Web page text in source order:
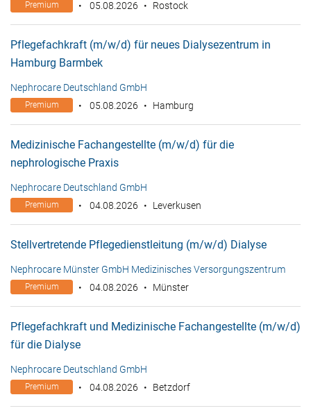
Premium 05.08.2026 Rostock
Pflegefachkraft (m/w/d) für neues Dialysezentrum in
Hamburg Barmbek
Nephrocare Deutschland GmbH
Premium 05.08.2026 Hamburg
Medizinische Fachangestellte (m/w/d) für die
nephrologische Praxis
Nephrocare Deutschland GmbH
Premium 04.08.2026 Leverkusen
Stellvertretende Pflegedienstleitung (m/w/d) Dialyse
Nephrocare Münster GmbH Medizinisches Versorgungszentrum
Premium 04.08.2026 Münster
Pflegefachkraft und Medizinische Fachangestellte (m/w/d)
für die Dialyse
Nephrocare Deutschland GmbH
Premium 04.08.2026 Betzdorf